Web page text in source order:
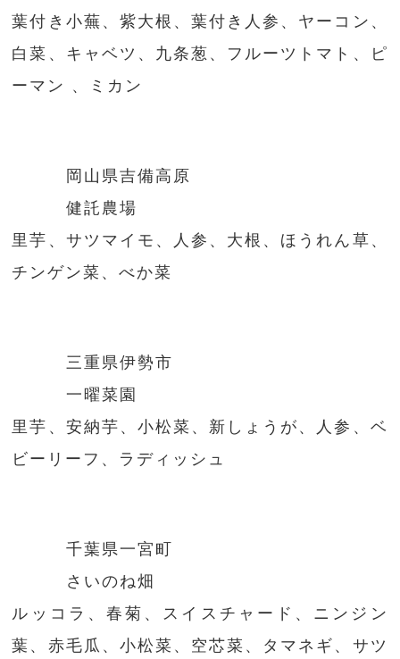
葉付き小蕪、紫大根、葉付き人参、ヤーコン、
白菜、キャベツ、九条葱、フルーツトマト、ピ
ーマン 、ミカン
岡山県吉備高原
健託農場
里芋、サツマイモ、人参、大根、ほうれん草、
チンゲン菜、べか菜
三重県伊勢市
一曜菜園
里芋、安納芋、小松菜、新しょうが、人参、ベ
ビーリーフ、ラディッシュ
千葉県一宮町
さいのね畑
ルッコラ、春菊、スイスチャード、ニンジン
葉、赤毛瓜、小松菜、空芯菜、タマネギ、サツ